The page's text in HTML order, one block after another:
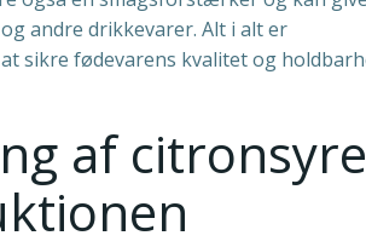
andre drikkevarer. Alt i alt er
sikre fødevarens kvalitet og
af